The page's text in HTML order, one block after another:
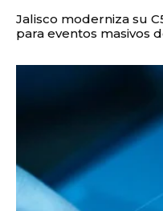
Jalisco moderniza su
para eventos masivos